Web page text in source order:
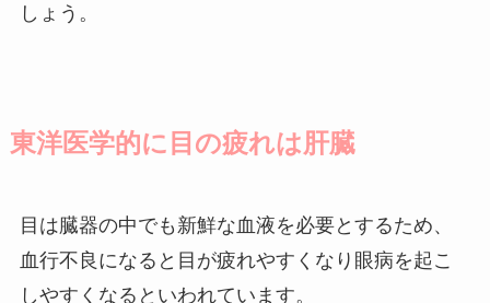
しょう。
東洋医学的に目の疲れは肝臓
目は臓器の中でも新鮮な血液を必要とするため、
血行不良になると目が疲れやすくなり眼病を起こ
しやすくなるといわれています。